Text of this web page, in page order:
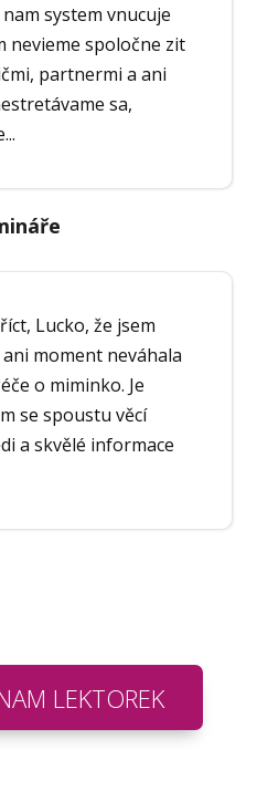
system vnucuje
nevieme spoločne zit
partnermi a ani
sa,
Lucko, že jsem
moment neváhala
o miminko. Je
se spoustu věcí
a skvělé informace
LEKTOREK